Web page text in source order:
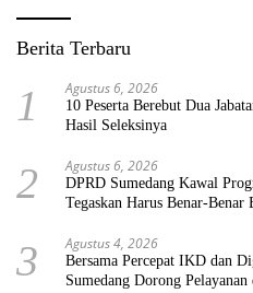
Berita Terbaru
1 Agustus 6, 2026
10 Peserta Berebut Dua
Hasil Seleksinya
2 Agustus 6, 2026
DPRD Sumedang Kawal
Tegaskan Harus Benar-Benar
3 Agustus 4, 2026
Bersama Percepat IKD dan
Sumedang Dorong Pelayanan